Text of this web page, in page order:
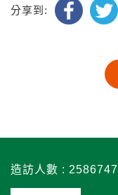
分享到:
造訪人數 : 2586747